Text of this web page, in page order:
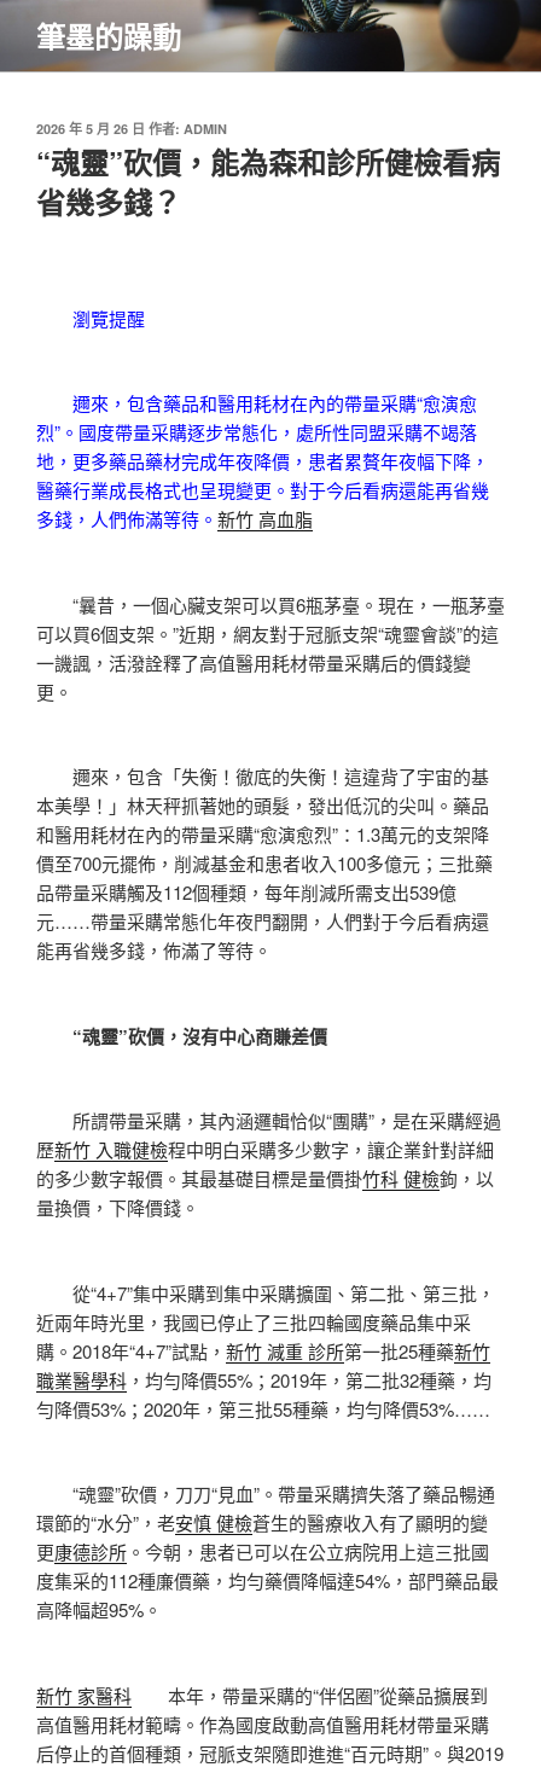
主
筆墨的躁動
發
佈
2026 年 5 月 26 日 作者: ADMIN
“魂靈”砍價，能為森和診所健檢看病
省幾多錢？
瀏覽提醒
邇來，包含藥品和醫用耗材在內的帶量采購“愈演愈
烈”。國度帶量采購逐步常態化，處所性同盟采購不竭落
地，更多藥品藥材完成年夜降價，患者累贅年夜幅下降，
醫藥行業成長格式也呈現變更。對于今后看病還能再省幾
多錢，人們佈滿等待。 新竹 高血脂
“曩昔，一個心臟支架可以買6瓶茅臺。現在，一瓶茅臺
可以買6個支架。”近期，網友對于冠脈支架“魂靈會談”的這
一譏諷，活潑詮釋了高值醫用耗材帶量采購后的價錢變
更。
邇來，包含「失衡！徹底的失衡！這違背了宇宙的基
本美學！」林天秤抓著她的頭髮，發出低沉的尖叫。藥品
和醫用耗材在內的帶量采購“愈演愈烈”：1.3萬元的支架降
價至700元擺佈，削減基金和患者收入100多億元；三批藥
品帶量采購觸及112個種類，每年削減所需支出539億
元……帶量采購常態化年夜門翻開，人們對于今后看病還
能再省幾多錢，佈滿了等待。
“魂靈”砍價，沒有中心商賺差價
所謂帶量采購，其內涵邏輯恰似“團購”，是在采購經過
歷新竹 入職健檢程中明白采購多少數字，讓企業針對詳細
的多少數字報價。其最基礎目標是量價掛竹科 健檢鉤，以
量換價，下降價錢。
從“4+7”集中采購到集中采購擴圍、第二批、第三批，
近兩年時光里，我國已停止了三批四輪國度藥品集中采
購。2018年“4+7”試點， 新竹 減重 診所第一批25種藥新竹
職業醫學科 ，均勻降價55%；2019年，第二批32種藥，均
勻降價53%；2020年，第三批55種藥，均勻降價53%……
“魂靈”砍價，刀刀“見血”。帶量采購擠失落了藥品暢通
環節的“水分”，老安慎 健檢蒼生的醫療收入有了顯明的變
更康德診所 。今朝，患者已可以在公立病院用上這三批國
度集采的112種廉價藥，均勻藥價降幅達54%，部門藥品最
高降幅超95%。
新竹 家醫科 本年，帶量采購的“伴侶圈”從藥品擴展到
高值醫用耗材範疇。作為國度啟動高值醫用耗材帶量采購
后停止的首個種類，冠脈支架隨即進進“百元時期”。與2019